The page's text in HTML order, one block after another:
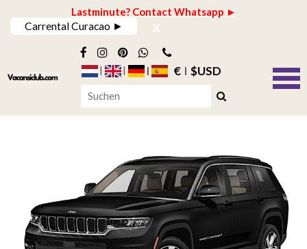
Lastminute? Contact Whatsapp ►
Carrental Curacao ► x
€ $USD